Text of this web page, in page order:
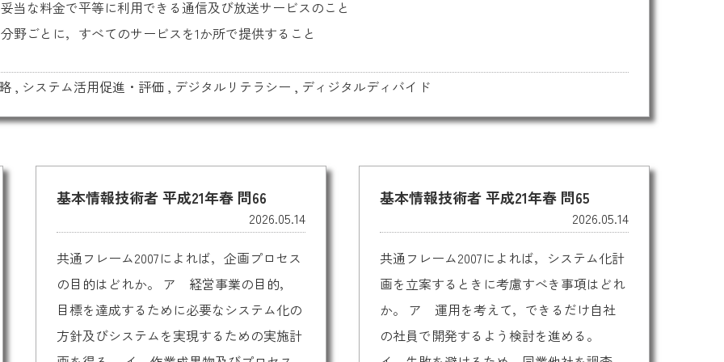
な料金で平等に利用できる通信及び放送サービスのこと
ごとに，すべてのサービスを1か所で提供すること
, システム活用促進・評価 , デジタルリテラシー , ディジタルディバイド
基本情報技術者 平成21年春 問66
2026.05.14
共通フレーム2007によれば，企画プロセス
の目的はどれか。 ア 経営事業の目的，
目標を達成するために必要なシステム化の
方針及びシステムを実現するための実施計
基本情報技術者 平成21年春 問65
2026.05.14
共通フレーム2007によれば，システム化計
画を立案するときに考慮すべき事項はどれ
か。 ア 運用を考えて，できるだけ自社
の社員で開発するよう検討を進める。